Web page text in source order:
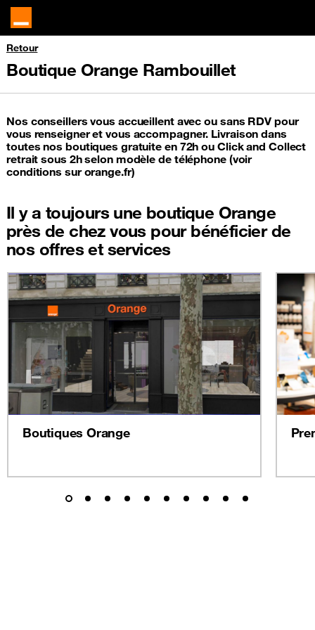
Retour
Boutique Orange Rambouillet
Nos conseillers vous accueillent avec ou sans RDV pour
vous renseigner et vous accompagner. Livraison dans
toutes nos boutiques gratuite en 72h ou Click and Collect
retrait sous 2h selon modèle de téléphone (voir
conditions sur orange.fr)
Il y a toujours une boutique Orange
près de chez vous pour bénéficier de
nos offres et services
Boutiques Orange